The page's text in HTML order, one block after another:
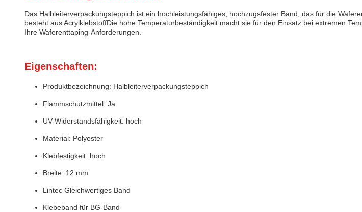
Das Halbleiterverpackungsteppich ist ein hochleistungsfähiges, hochzugsfester Band, das für die
besteht aus AcrylklebstoffDie hohe Temperaturbeständigkeit macht sie für den Einsatz bei extremen
Ihre Waferenttaping-Anforderungen.
Eigenschaften:
Produktbezeichnung: Halbleiterverpackungsteppich
Flammschutzmittel: Ja
UV-Widerstandsfähigkeit: hoch
Material: Polyester
Klebfestigkeit: hoch
Breite: 12 mm
Lintec Gleichwertiges Band
Klebeband für BG-Band